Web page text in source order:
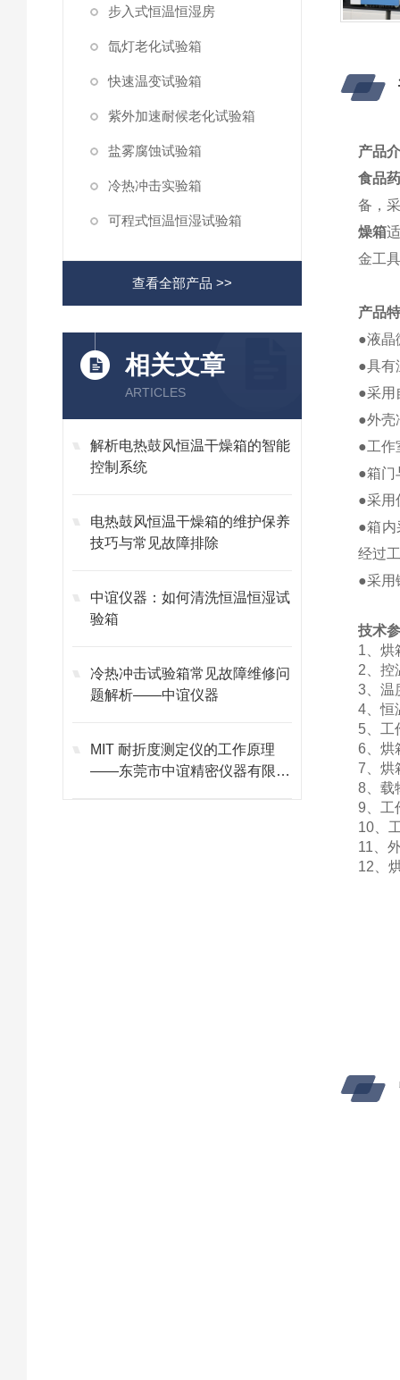
步入式恒温恒湿房
氙灯老化试验箱
快速温变试验箱
紫外加速耐候老化试验箱
盐雾腐蚀试验箱
冷热冲击实验箱
可程式恒温恒湿试验箱
查看全部产品 >>
相关文章
ARTICLES
解析电热鼓风恒温干燥箱的智能
控制系统
电热鼓风恒温干燥箱的维护保养
技巧与常见故障排除
中谊仪器：如何清洗恒温恒湿试
验箱
冷热冲击试验箱常见故障维修问
题解析——中谊仪器
MIT 耐折度测定仪的工作原理
——东莞市中谊精密仪器有限公
产品
食品
备，
燥箱
金工
产品
●液晶
●具有
●采用
●外壳
●工作
●箱门
●采用
●箱内
经过
●采用
技术
1、烘
2、控
3、温
4、恒
5、工
6、烘
7、烘
8、载
9、工
10、
11、
12、